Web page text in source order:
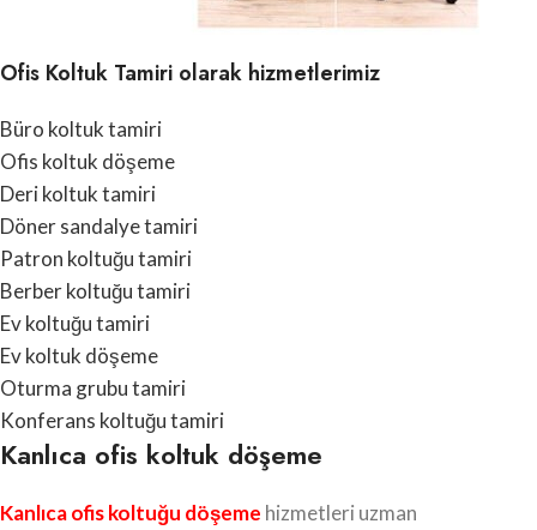
Ofis Koltuk Tamiri olarak hizmetlerimiz
Büro koltuk tamiri
Ofis koltuk döşeme
Deri koltuk tamiri
Döner sandalye tamiri
Patron koltuğu tamiri
Berber koltuğu tamiri
Ev koltuğu tamiri
Ev koltuk döşeme
Oturma grubu tamiri
Konferans koltuğu tamiri
Kanlıca ofis koltuk döşeme
Kanlıca ofis koltuğu döşeme hizmetleri uzman